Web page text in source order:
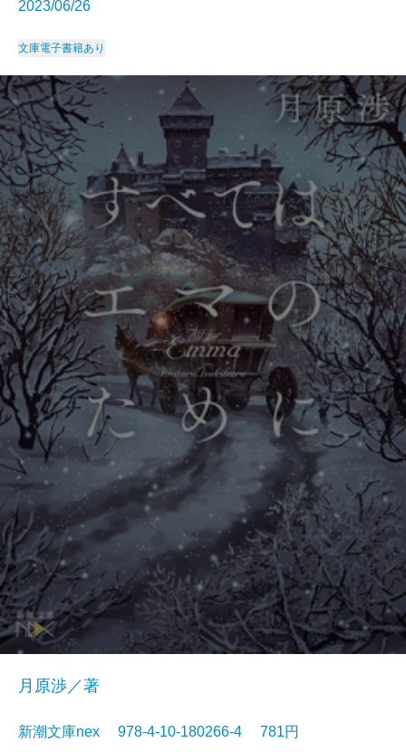
2023/06/26
文庫電子書籍あり
月原渉／著
新潮文庫nex 978-4-10-180266-4 781円